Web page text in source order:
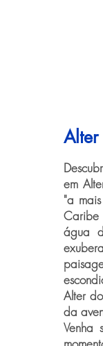
em
"a
Caribe
água
Alter
da
Venha